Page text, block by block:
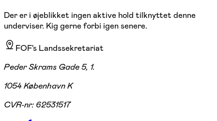
Der er i øjeblikket ingen aktive hold tilknyttet denne
underviser. Kig gerne forbi igen senere.
FOF's Landssekretariat
Peder Skrams Gade 5, 1.
1054 København K
CVR-nr: 62531517